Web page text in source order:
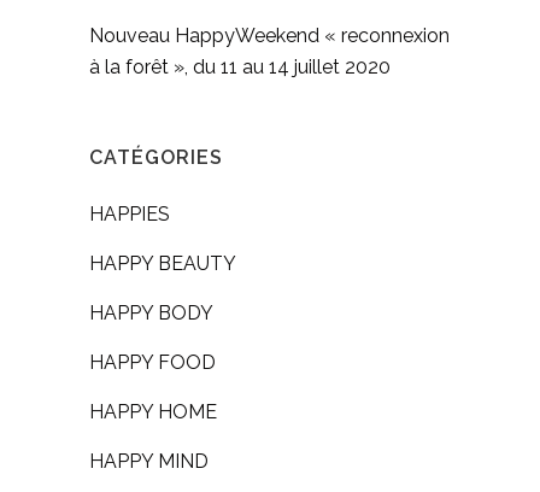
Nouveau HappyWeekend « reconnexion
à la forêt », du 11 au 14 juillet 2020
CATÉGORIES
HAPPIES
HAPPY BEAUTY
HAPPY BODY
HAPPY FOOD
HAPPY HOME
HAPPY MIND